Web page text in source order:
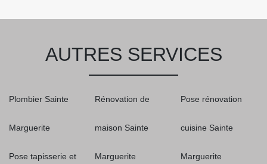
AUTRES SERVICES
Plombier Sainte
Marguerite
Pose tapisserie et
Rénovation de
maison Sainte
Marguerite
Pose rénovation
cuisine Sainte
Marguerite